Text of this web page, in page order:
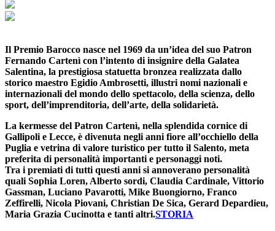
Il Premio Barocco nasce nel 1969 da un’idea del suo Patron
Fernando Cartenì con l’intento di insignire della Galatea
Salentina, la prestigiosa statuetta bronzea realizzata dallo
storico maestro Egidio Ambrosetti, illustri nomi nazionali e
internazionali del mondo dello spettacolo, della scienza, dello
sport, dell’imprenditoria, dell’arte, della solidarietà.
La kermesse del Patron Cartenì, nella splendida cornice di
Gallipoli e Lecce, è divenuta negli anni fiore all’occhiello della
Puglia e vetrina di valore turistico per tutto il Salento, meta
preferita di personalità importanti e personaggi noti.
Tra i premiati di tutti questi anni si annoverano personalità
quali Sophia Loren, Alberto sordi, Claudia Cardinale, Vittorio
Gassman, Luciano Pavarotti, Mike Buongiorno, Franco
Zeffirelli, Nicola Piovani, Christian De Sica, Gerard Depardieu,
Maria Grazia Cucinotta e tanti altri.STORIA